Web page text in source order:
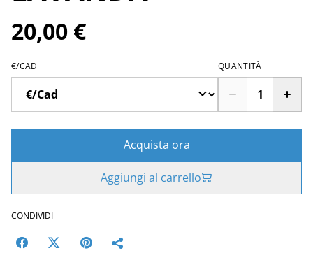
20,00 €
€/CAD QUANTITÀ
Acquista ora
Aggiungi al carrello
CONDIVIDI